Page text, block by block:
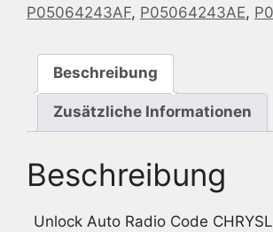
P05064243AF, P05064243AE,
Beschreibung
Zusätzliche Informationen
Beschreibung
Unlock Auto Radio Code